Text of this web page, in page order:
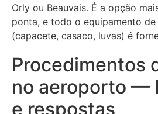
Orly ou Beauvais. É a opção
ponta, e todo o equipamento de
(capacete, casaco, luvas) é
Procedimentos
no aeroporto —
e respostas